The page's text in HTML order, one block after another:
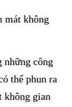
mát không
những công
thể phun ra
không gian